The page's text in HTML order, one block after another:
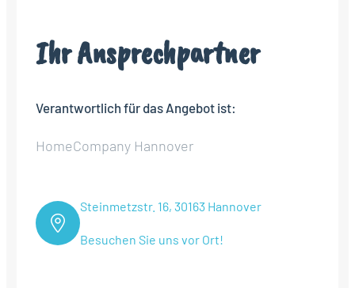
Ihr Ansprechpartner
Verantwortlich für das Angebot ist:
HomeCompany Hannover
Steinmetzstr. 16, 30163 Hannover
Besuchen Sie uns vor Ort!